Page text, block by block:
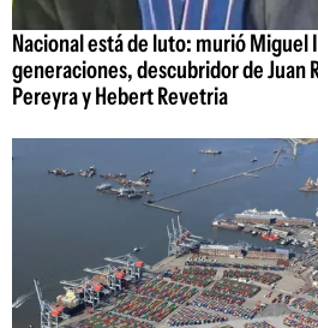
Nacional está de luto: murió
generaciones, descubridor de Juan
Pereyra y Hebert Revetria